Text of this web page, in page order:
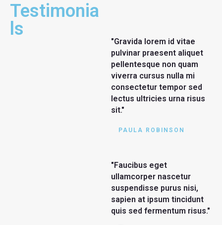
Testimonia
ls
"Gravida lorem id vitae
pulvinar praesent aliquet
pellentesque non quam
viverra cursus nulla mi
consectetur tempor sed
lectus ultricies urna risus
sit."
PAULA ROBINSON
"Faucibus eget
ullamcorper nascetur
suspendisse purus nisi,
sapien at ipsum tincidunt
quis sed fermentum risus."